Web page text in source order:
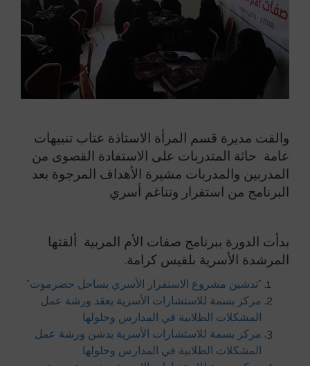
والقت مديرة قسم المرأة الاستاذة عتاب تنبيهات
عامة حاثة المتدربات على الاستفادة القصوى من
المدربين والمدربات مشيرة الأهداف المرجوة بعد
البرنامج من استقرار وتناغم أسري
بدأت الدورة ببرنامج صفات الأم المربية ألقتها
المرشدة الأسرية بلقيس كرامة.
*تدشين مشروع الاستقرار الأسري بساحل حضرموت*
مركز بسمة للاستشارات الأسرية يعقد ورشة عمل
المشكلات الطلابية في المدارس وحلولها
مركز بسمة للاستشارات الأسرية يدشن ورشة عمل
المشكلات الطلابية في المدارس وحلولها